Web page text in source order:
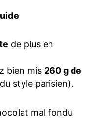
de plus en
bien mis 260 g de
du style parisien).
mal fondu